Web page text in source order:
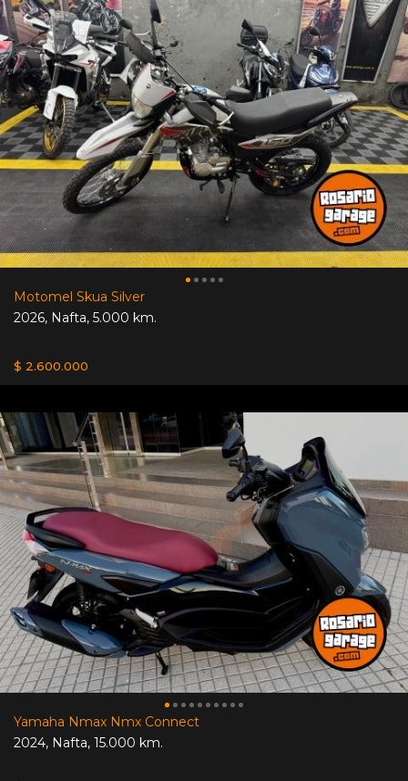
Motomel Skua Silver
2026, Nafta, 5.000 km.
$ 2.600.000
Yamaha Nmax Nmx Connect
2024, Nafta, 15.000 km.